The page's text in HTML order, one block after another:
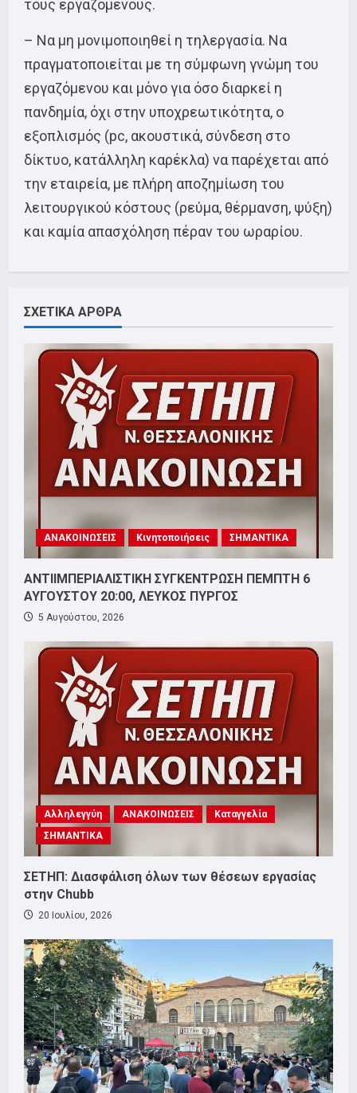
τους εργαζόμενους.
– Να μη μονιμοποιηθεί η τηλεργασία. Να
πραγματοποιείται με τη σύμφωνη γνώμη του
εργαζόμενου και μόνο για όσο διαρκεί η
πανδημία, όχι στην υποχρεωτικότητα, ο
εξοπλισμός (pc, ακουστικά, σύνδεση στο
δίκτυο, κατάλληλη καρέκλα) να παρέχεται από
την εταιρεία, με πλήρη αποζημίωση του
λειτουργικού κόστους (ρεύμα, θέρμανση, ψύξη)
και καμία απασχόληση πέραν του ωραρίου.
ΣΧΕΤΙΚΑ ΑΡΘΡΑ
ΑΝΑΚΟΙΝΩΣΕΙΣ Κινητοποιήσεις ΣΗΜΑΝΤΙΚΑ
ΑΝΤΙΙΜΠΕΡΙΑΛΙΣΤΙΚΗ ΣΥΓΚΕΝΤΡΩΣΗ ΠΕΜΠΤΗ 6
ΑΥΓΟΥΣΤΟΥ 20:00, ΛΕΥΚΟΣ ΠΥΡΓΟΣ
5 Αυγούστου, 2026
Αλληλεγγύη ΑΝΑΚΟΙΝΩΣΕΙΣ
Καταγγελία
ΣΗΜΑΝΤΙΚΑ
ΣΕΤΗΠ: Διασφάλιση όλων των θέσεων εργασίας
στην Chubb
20 Ιουλίου, 2026